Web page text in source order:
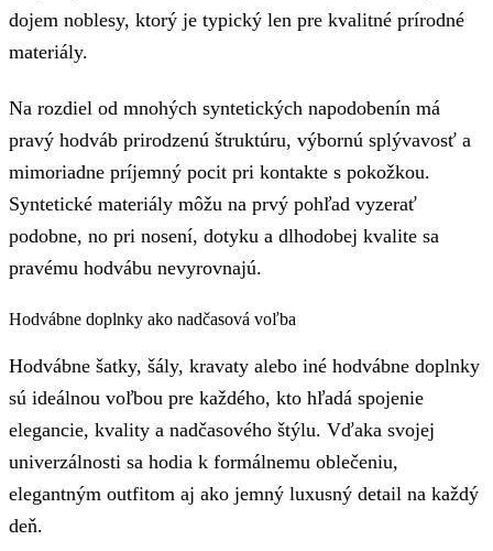
dojem noblesy, ktorý je typický len pre kvalitné prírodné
materiály.
Na rozdiel od mnohých syntetických napodobenín má
pravý hodváb prirodzenú štruktúru, výbornú splývavosť a
mimoriadne príjemný pocit pri kontakte s pokožkou.
Syntetické materiály môžu na prvý pohľad vyzerať
podobne, no pri nosení, dotyku a dlhodobej kvalite sa
pravému hodvábu nevyrovnajú.
Hodvábne doplnky ako nadčasová voľba
Hodvábne šatky, šály, kravaty alebo iné hodvábne doplnky
sú ideálnou voľbou pre každého, kto hľadá spojenie
elegancie, kvality a nadčasového štýlu. Vďaka svojej
univerzálnosti sa hodia k formálnemu oblečeniu,
elegantným outfitom aj ako jemný luxusný detail na každý
deň.